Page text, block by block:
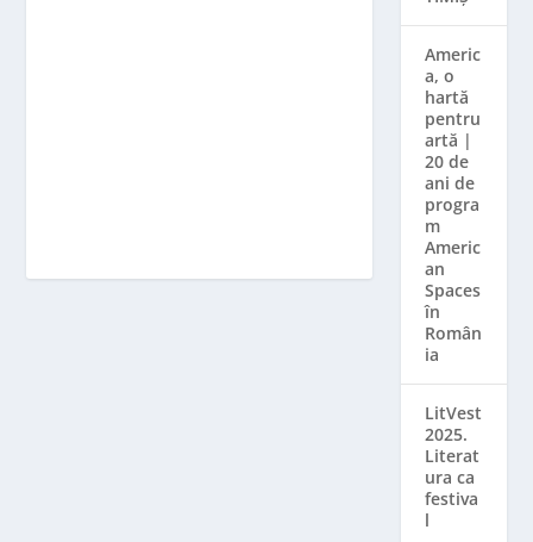
Americ
a, o
hartă
pentru
artă |
20 de
ani de
progra
m
Americ
an
Spaces
în
Român
ia
LitVest
2025.
Literat
ura ca
festiva
l